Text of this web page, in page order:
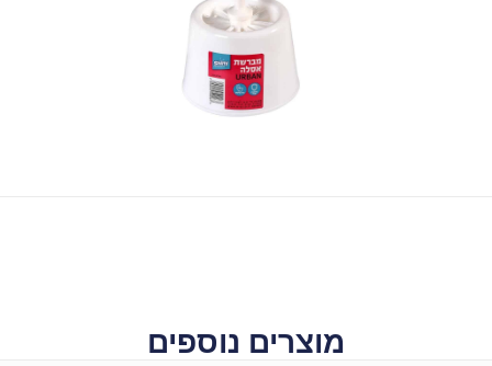
מוצרים נוספים